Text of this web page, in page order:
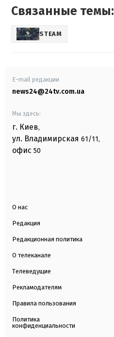
Связанные темы:
STEAM
E-mail редакции
news24@24tv.com.ua
Мы здесь:
г. Киев,
ул. Владимирская 61/11,
офис 50
О нас
Редакция
Редакционная политика
О телеканале
Телеведущие
Рекламодателям
Правила пользования
Политика
конфиденциальности